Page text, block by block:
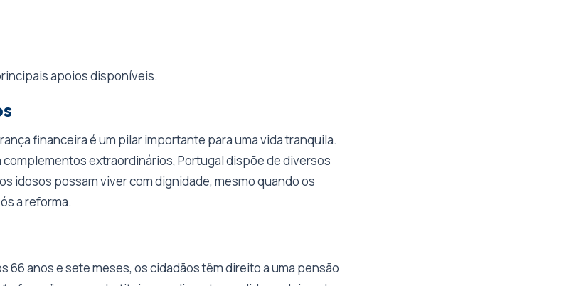
apoios disponíveis.
financeira é um pilar importante para uma vida tranquila.
complementos extraordinários, Portugal dispõe de diversos
idosos possam viver com dignidade, mesmo quando os
a reforma.
66 anos e sete meses, os cidadãos têm direito a uma pensão